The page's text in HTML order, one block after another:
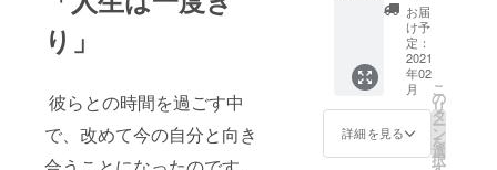
り」
彼らとの時間を過ごす中
で、改めて今の自分と向き
なる可
能性が
ござい
ます。
ご了承
下さ
い。）
・愛を
込めた
お礼の
お届
け予
定：
2021
年02
月
詳細を見る
こ
の
リ
タ
ー
ン
を
選
択